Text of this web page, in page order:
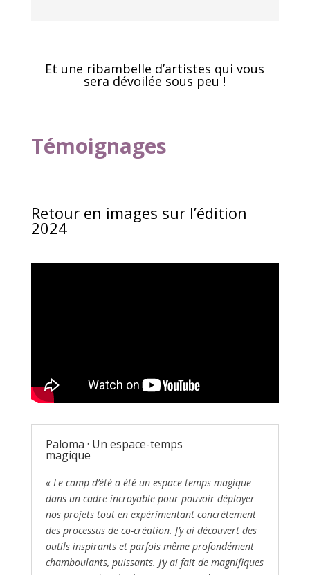
Et une ribambelle d’artistes qui vous
sera dévoilée sous peu !
Témoignages
Retour en images sur l’édition
2024
Paloma · Un espace-temps
magique
« Le camp d’été a été un espace-temps magique
dans un cadre incroyable pour pouvoir déployer
nos projets tout en expérimentant concrètement
des processus de co-création. J’y ai découvert des
outils inspirants et parfois même profondément
chamboulants, puissants. J’y ai fait de magnifiques